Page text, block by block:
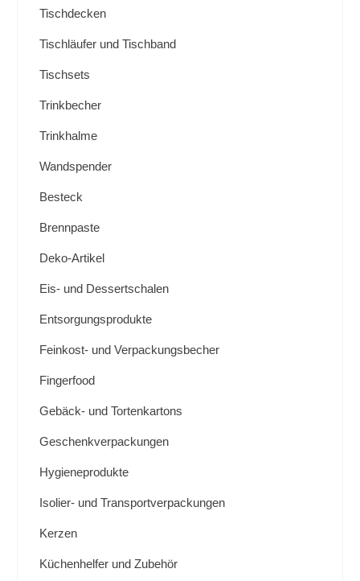
Tischdecken
Tischläufer und Tischband
Tischsets
Trinkbecher
Trinkhalme
Wandspender
Besteck
Brennpaste
Deko-Artikel
Eis- und Dessertschalen
Entsorgungsprodukte
Feinkost- und Verpackungsbecher
Fingerfood
Gebäck- und Tortenkartons
Geschenkverpackungen
Hygieneprodukte
Isolier- und Transportverpackungen
Kerzen
Küchenhelfer und Zubehör